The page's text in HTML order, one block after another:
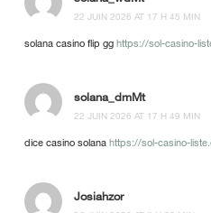
22 JUIN 2026 AT 17 H 45 MIN
solana casino flip gg https://sol-casino-
solana_dmMt
22 JUIN 2026 AT 17 H 49 MIN
dice casino solana https://sol-casino-
Josiahzor